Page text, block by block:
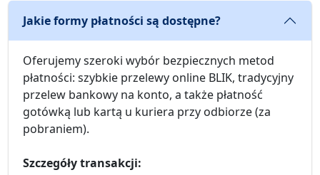
Jakie formy płatności są dostępne?
Oferujemy szeroki wybór bezpiecznych metod
płatności: szybkie przelewy online BLIK, tradycyjny
przelew bankowy na konto, a także płatność
gotówką lub kartą u kuriera przy odbiorze (za
pobraniem).
Szczegóły transakcji: